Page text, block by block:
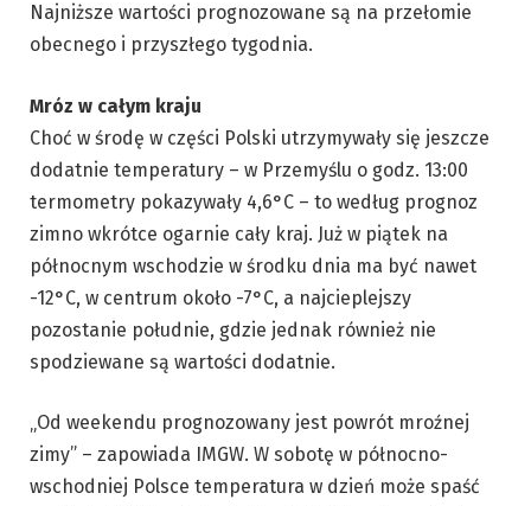
Najniższe wartości prognozowane są na przełomie
obecnego i przyszłego tygodnia.
Mróz w całym kraju
Choć w środę w części Polski utrzymywały się jeszcze
dodatnie temperatury – w Przemyślu o godz. 13:00
termometry pokazywały 4,6°C – to według prognoz
zimno wkrótce ogarnie cały kraj. Już w piątek na
północnym wschodzie w środku dnia ma być nawet
-12°C, w centrum około -7°C, a najcieplejszy
pozostanie południe, gdzie jednak również nie
spodziewane są wartości dodatnie.
„Od weekendu prognozowany jest powrót mroźnej
zimy” – zapowiada IMGW. W sobotę w północno-
wschodniej Polsce temperatura w dzień może spaść